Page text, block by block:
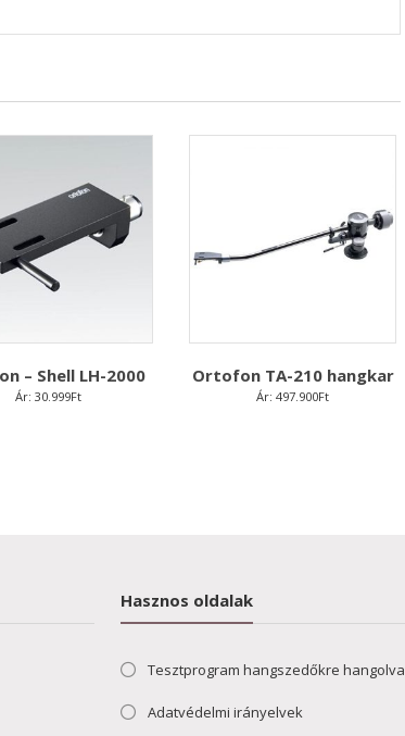
– Shell LH-2000
Ár: 30.999Ft
Ortofon TA-210 hangkar
Ár: 497.900Ft
Hasznos oldalak
Tesztprogram hangszedőkre hangolva
Adatvédelmi irányelvek